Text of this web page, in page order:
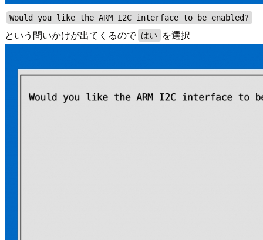
Would you like the ARM I2C interface to be enabled?
という問いかけが出てくるので はい を選択